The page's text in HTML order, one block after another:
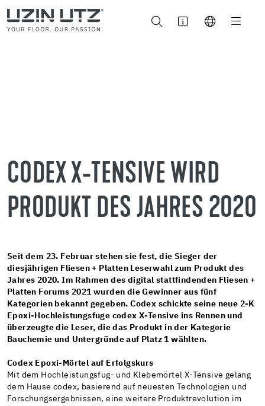
CODEX X-TENSIVE WIRD
PRODUKT DES JAHRES 2020
Seit dem 23. Februar stehen sie fest, die Sieger der
diesjährigen Fliesen + Platten Leserwahl zum Produkt des
Jahres 2020. Im Rahmen des digital stattfindenden Fliesen +
Platten Forums 2021 wurden die Gewinner aus fünf
Kategorien bekannt gegeben. Codex schickte seine neue 2-K
Epoxi-Hochleistungsfuge codex X-Tensive ins Rennen und
überzeugte die Leser, die das Produkt in der Kategorie
Bauchemie und Untergründe auf Platz 1 wählten.
Codex Epoxi-Mörtel auf Erfolgskurs
Mit dem Hochleistungsfug- und Klebemörtel X-Tensive gelang
dem Hause codex, basierend auf neuesten Technologien und
Forschungsergebnissen, eine weitere Produktrevolution im